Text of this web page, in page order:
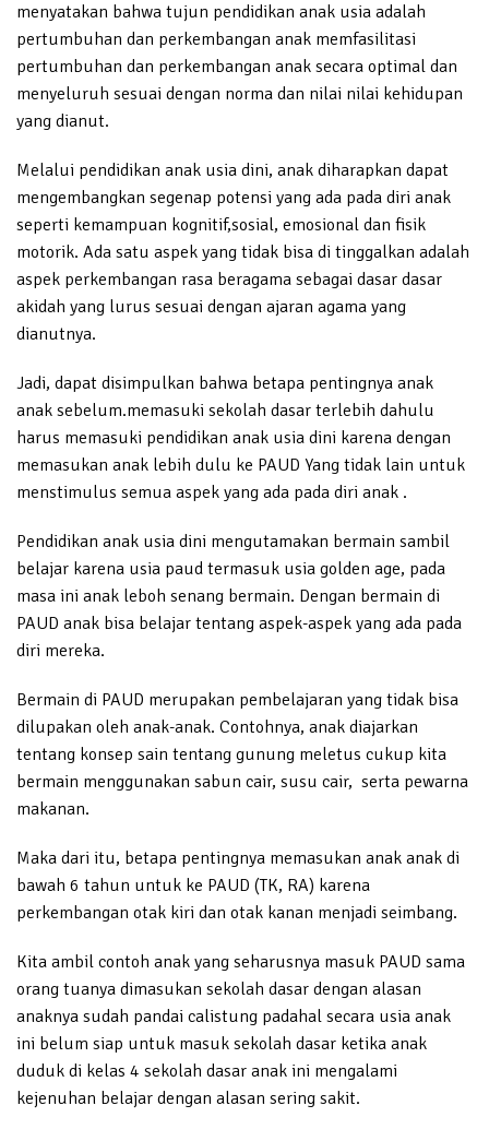
menyatakan bahwa tujun pendidikan anak usia adalah
pertumbuhan dan perkembangan anak memfasilitasi
pertumbuhan dan perkembangan anak secara optimal dan
menyeluruh sesuai dengan norma dan nilai nilai kehidupan
yang dianut.
Melalui pendidikan anak usia dini, anak diharapkan dapat
mengembangkan segenap potensi yang ada pada diri anak
seperti kemampuan kognitif,sosial, emosional dan fisik
motorik. Ada satu aspek yang tidak bisa di tinggalkan adalah
aspek perkembangan rasa beragama sebagai dasar dasar
akidah yang lurus sesuai dengan ajaran agama yang
dianutnya.
Jadi, dapat disimpulkan bahwa betapa pentingnya anak
anak sebelum.memasuki sekolah dasar terlebih dahulu
harus memasuki pendidikan anak usia dini karena dengan
memasukan anak lebih dulu ke PAUD Yang tidak lain untuk
menstimulus semua aspek yang ada pada diri anak .
Pendidikan anak usia dini mengutamakan bermain sambil
belajar karena usia paud termasuk usia golden age, pada
masa ini anak leboh senang bermain. Dengan bermain di
PAUD anak bisa belajar tentang aspek-aspek yang ada pada
diri mereka.
Bermain di PAUD merupakan pembelajaran yang tidak bisa
dilupakan oleh anak-anak. Contohnya, anak diajarkan
tentang konsep sain tentang gunung meletus cukup kita
bermain menggunakan sabun cair, susu cair, serta pewarna
makanan.
Maka dari itu, betapa pentingnya memasukan anak anak di
bawah 6 tahun untuk ke PAUD (TK, RA) karena
perkembangan otak kiri dan otak kanan menjadi seimbang.
Kita ambil contoh anak yang seharusnya masuk PAUD sama
orang tuanya dimasukan sekolah dasar dengan alasan
anaknya sudah pandai calistung padahal secara usia anak
ini belum siap untuk masuk sekolah dasar ketika anak
duduk di kelas 4 sekolah dasar anak ini mengalami
kejenuhan belajar dengan alasan sering sakit.